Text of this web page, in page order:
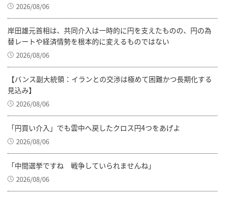
2026/08/06
岸田雄元首相は、共同介入は一時的に円を支えたものの、円の為
替レートや経済情勢を根本的に変えるものではない
2026/08/06
【バンス副大統領：イランとの交渉は極めて困難かつ長期化する
見込み】
2026/08/06
「円買い介入」でも雲中へ戻したクロス円4つをあげよ
2026/08/06
「中間選挙ですね 戦争していられませんね」
2026/08/06